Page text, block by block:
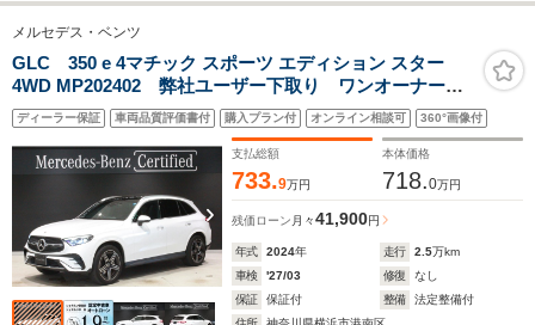
メルセデス・ベンツ
GLC 350 e 4マチック スポーツ エディション スター
4WD MP202402 弊社ユーザー下取り ワンオーナー
車 認定中古車保証2年 AMGレザーエクスクルーシブ
パッケージ パノラミックスライディングルーフ アン
ビエントライト 360°カメラシステム ヘッドアップデ
ィスプレイ
ディーラー保証 車両品質評価書付 購入プラン付 オンライン相談可 360°画像付
支払総額
733.9万円
本体価格
718.0万円
残価ローン 月々41,900円
年式 2024年 走行 2.5万km
車検
'27/03 修復
なし
保証
保証付 整備
法定整備付